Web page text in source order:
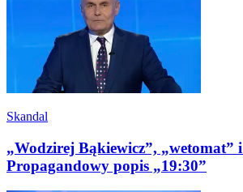
Skandal
„Wodzirej Bąkiewicz”, „wetomat”
Propagandowy popis „19:30”